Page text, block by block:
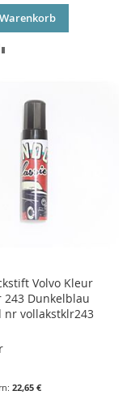
HINZUFÜGEN
Volvo Kleur
243 Dunkelblau
nr vollakstklr243
22,65 €